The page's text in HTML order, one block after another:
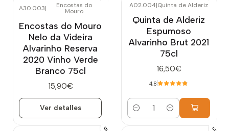
Agotado
A30.003| Encostas do
Mouro
Encostas do Mouro
Nelo da Videira
Alvarinho Reserva
2020 Vinho Verde
Branco 75cl
15,90€
Ver detalles
A02.004|Quinta de Alderiz
Quinta de Alderiz
Espumoso
Alvarinho Brut 2021
75cl
16,50€
4.8
Cantidad